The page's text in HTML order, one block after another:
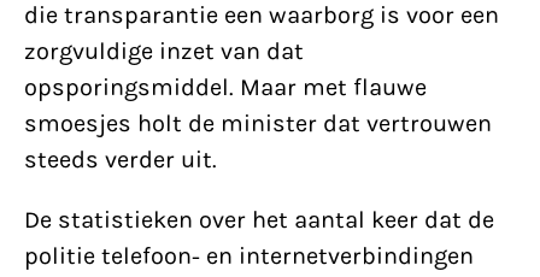
die transparantie een waarborg is voor een
zorgvuldige inzet van dat
opsporingsmiddel. Maar met flauwe
smoesjes holt de minister dat vertrouwen
steeds verder uit.
De statistieken over het aantal keer dat de
politie telefoon- en internetverbindingen